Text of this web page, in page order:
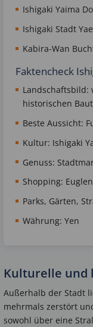
Ishigaki Yaima
Ishigaki Stadt
Kabira-Wan
Faktencheck
Landschaftsbild:
historischen
Beste Aussicht:
Kultur: Ishigaki
Genuss:
Shopping:
Parks, Gärten,
Währung: Yen
Kulturelle und
Außerhalb der Stadt
mehrmals zerstört
sowohl über eine